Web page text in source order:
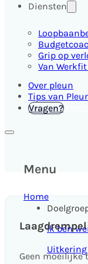
Diensten
Grip op
Van
Over pleun
Tips van
Vragen?
Menu
Home
Ik ben
Uitkering
Geen